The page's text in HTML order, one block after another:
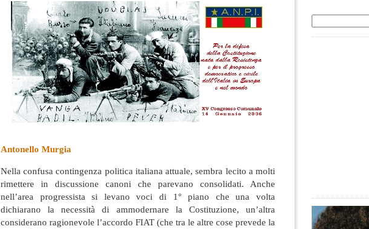
Antonello Murgia
Nella confusa contingenza politica italiana attuale, sembra lecito a molti
rimettere in discussione canoni che parevano consolidati. Anche
nell’area progressista si levano voci di 1° piano che una volta
dichiarano la necessità di ammodernare la Costituzione, un’altra
considerano ragionevole l’accordo FIAT (che tra le altre cose prevede la